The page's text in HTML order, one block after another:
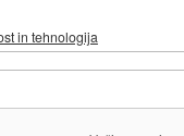
in tehnologija